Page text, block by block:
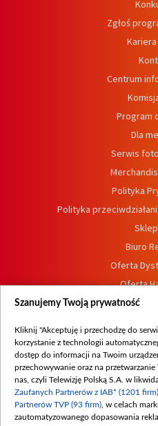
Zgłoś
Kariera
Centrum
Program
Dla
Serwis
Polityka
Polityka
Sklep
Biuro
Oferta
Oferta
Procedura
Szanujemy Twoją prywatność
Kliknij "Akceptuję i przechodzę do
korzystanie z technologii
dostęp do informacji na Twoim
przechowywanie oraz na
nas, czyli Telewizję Polską S.A. w
Zaufanych Partnerów z IAB* (1201 firm)
Partnerów TVP (93 firm) , w celach
zautomatyzowanego dopasowania